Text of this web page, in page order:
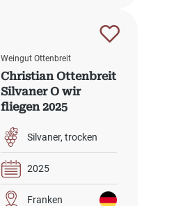
Weingut Ottenbreit
Christian Ottenbreit
Silvaner O wir
fliegen 2025
Silvaner trocken
2025
Franken